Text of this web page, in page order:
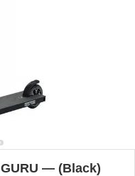
— (Black)